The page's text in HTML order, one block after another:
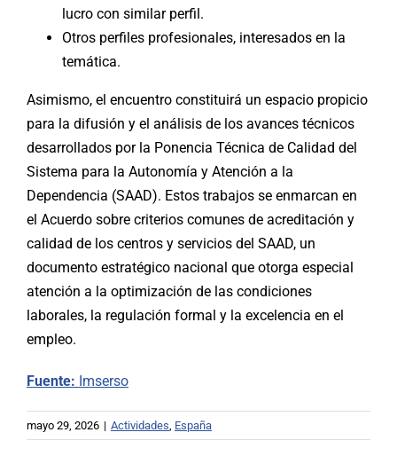
lucro con similar perfil.
Otros perfiles profesionales, interesados en la
temática.
Asimismo, el encuentro constituirá un espacio propicio
para la difusión y el análisis de los avances técnicos
desarrollados por la Ponencia Técnica de Calidad del
Sistema para la Autonomía y Atención a la
Dependencia (SAAD). Estos trabajos se enmarcan en
el Acuerdo sobre criterios comunes de acreditación y
calidad de los centros y servicios del SAAD, un
documento estratégico nacional que otorga especial
atención a la optimización de las condiciones
laborales, la regulación formal y la excelencia en el
empleo.
Fuente: Imserso
mayo 29, 2026 | Actividades, España